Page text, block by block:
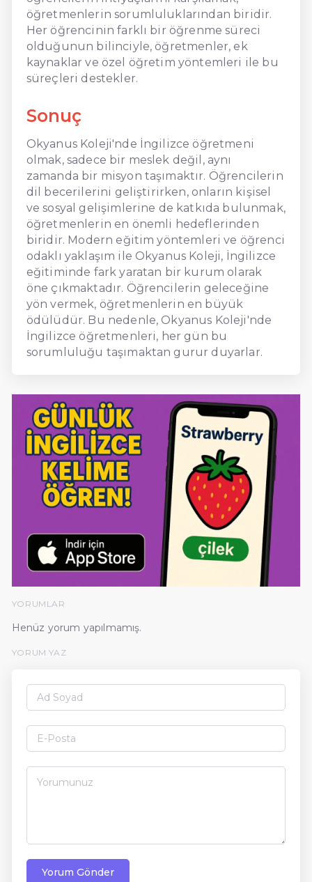
öğretmenlerin sorumluluklarından biridir.
Her öğrencinin farklı bir öğrenme süreci
olduğunun bilinciyle, öğretmenler, ek
kaynaklar ve özel öğretim yöntemleri ile bu
süreçleri destekler.
Sonuç
Okyanus Koleji'nde İngilizce öğretmeni
olmak, sadece bir meslek değil, aynı
zamanda bir misyon taşımaktır. Öğrencilerin
dil becerilerini geliştirirken, onların kişisel
ve sosyal gelişimlerine de katkıda bulunmak,
öğretmenlerin en önemli hedeflerinden
biridir. Modern eğitim yöntemleri ve öğrenci
odaklı yaklaşım ile Okyanus Koleji, İngilizce
eğitiminde fark yaratan bir kurum olarak
öne çıkmaktadır. Öğrencilerin geleceğine
yön vermek, öğretmenlerin en büyük
ödülüdür. Bu nedenle, Okyanus Koleji'nde
İngilizce öğretmenleri, her gün bu
sorumluluğu taşımaktan gurur duyarlar.
YORUMLAR
Henüz yorum yapılmamış.
YORUM YAZ
Yorum Gönder